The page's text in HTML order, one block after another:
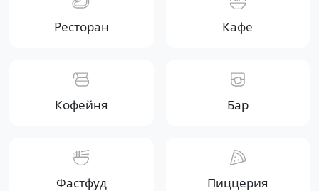
Ресторан Кафе
Кофейня Бар
Фастфуд Пиццерия